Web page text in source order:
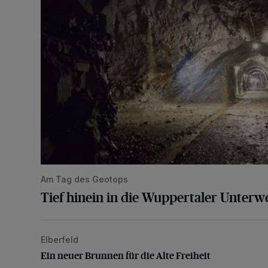
Am Tag des Geotops
Tief hinein in die Wuppertaler
Ein neuer Brunnen für die Alte Freiheit
Elberfeld
Ein neuer Brunnen für die Alte Freiheit